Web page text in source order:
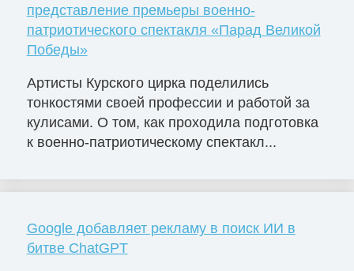
представление премьеры военно-
патриотического спектакля «Парад Великой
Победы»
Артисты Курского цирка поделились
тонкостями своей профессии и работой за
кулисами. О том, как проходила подготовка
к военно-патриотическому спектакл...
Google добавляет рекламу в поиск ИИ в
битве ChatGPT